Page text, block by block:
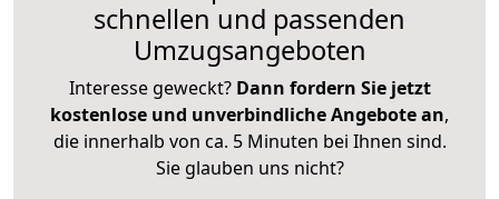
schnellen und passenden
Umzugsangeboten
Interesse geweckt? Dann fordern Sie jetzt
kostenlose und unverbindliche Angebote an,
die innerhalb von ca. 5 Minuten bei Ihnen sind.
Sie glauben uns nicht?